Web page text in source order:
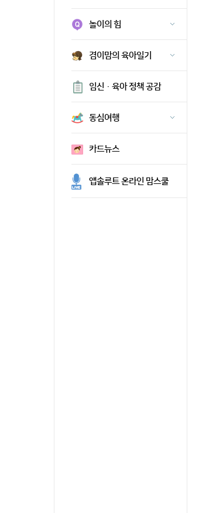
놀이의 힘
겸이맘의 육아일기
임신·육아 정책 공감
동심여행
카드뉴스
앱솔루트 온라인 맘스쿨